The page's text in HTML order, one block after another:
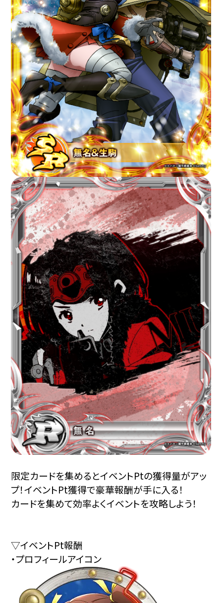
限定カードを集めるとイベントPtの獲得量がアッ
プ！イベントPt獲得で豪華報酬が手に入る！
カードを集めて効率よくイベントを攻略しよう！
▽イベントPt報酬
・プロフィールアイコン